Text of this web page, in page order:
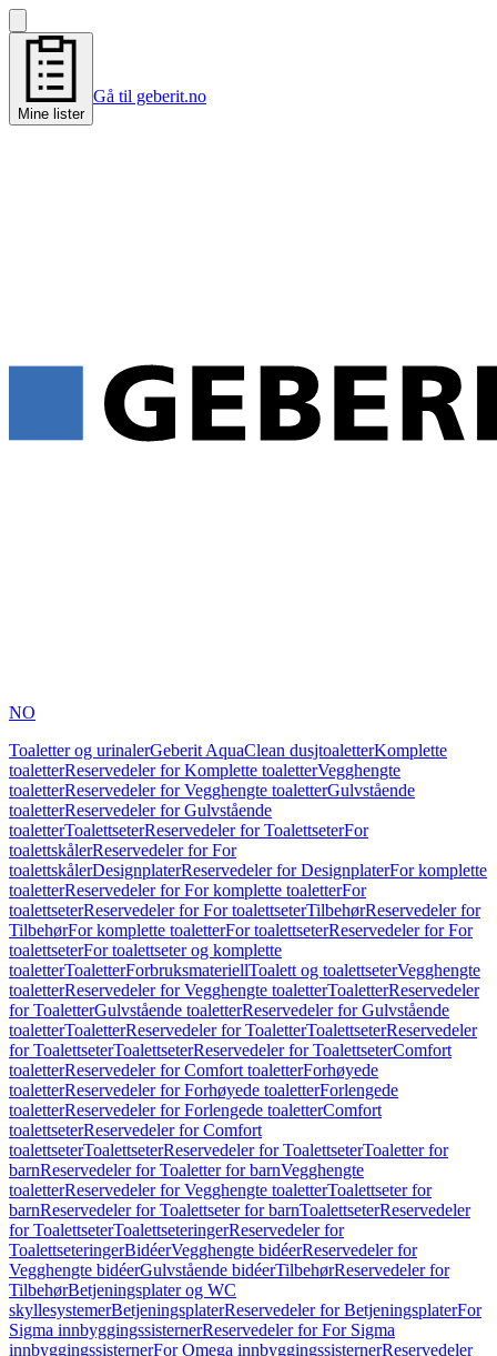
Mine lister
Gå til geberit.no
NO
Toaletter og urinalerGeberit AquaClean dusjtoaletterKomplette
toaletterReservedeler for Komplette toaletterVegghengte
toaletterReservedeler for Vegghengte toaletterGulvstående
toaletterReservedeler for Gulvstående
toaletterToalettseterReservedeler for ToalettseterFor
toalettskålerReservedeler for For
toalettskålerDesignplaterReservedeler for DesignplaterFor komplette
toaletterReservedeler for For komplette toaletterFor
toalettseterReservedeler for For toalettseterTilbehørReservedeler for
TilbehørFor komplette toaletterFor toalettseterReservedeler for For
toalettseterFor toalettseter og komplette
toaletterToaletterForbruksmateriellToalett og toalettseterVegghengte
toaletterReservedeler for Vegghengte toaletterToaletterReservedeler
for ToaletterGulvstående toaletterReservedeler for Gulvstående
toaletterToaletterReservedeler for ToaletterToalettseterReservedeler
for ToalettseterToalettseterReservedeler for ToalettseterComfort
toaletterReservedeler for Comfort toaletterForhøyede
toaletterReservedeler for Forhøyede toaletterForlengede
toaletterReservedeler for Forlengede toaletterComfort
toalettseterReservedeler for Comfort
toalettseterToalettseterReservedeler for ToalettseterToaletter for
barnReservedeler for Toaletter for barnVegghengte
toaletterReservedeler for Vegghengte toaletterToalettseter for
barnReservedeler for Toalettseter for barnToalettseterReservedeler
for ToalettseterToalettseteringerReservedeler for
ToalettseteringerBidéerVegghengte bidéerReservedeler for
Vegghengte bidéerGulvstående bidéerTilbehørReservedeler for
TilbehørBetjeningsplater og WC
skyllesystemerBetjeningsplaterReservedeler for BetjeningsplaterFor
Sigma innbyggingssisternerReservedeler for For Sigma
innbyggingssisternerFor Omega innbyggingssisternerReservedeler